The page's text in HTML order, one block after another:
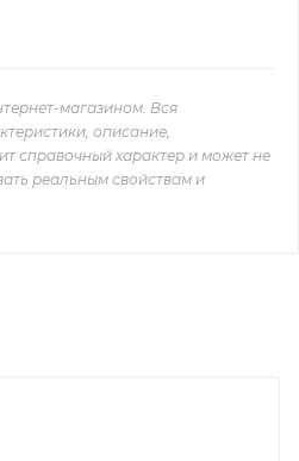
магазином. Вся
описание,
справочный характер и может не
реальным свойствам и